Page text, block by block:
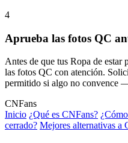
4
Aprueba las fotos QC
Antes de que tus Ropa de estar
las fotos QC con atención.
permitido si algo no convence
CNFans
Inicio ¿Qué es CNFans?
cerrado? Mejores alternativas a